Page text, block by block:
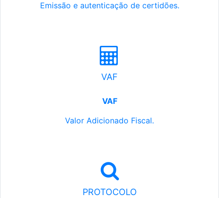
Emissão e autenticação de certidões.
VAF
VAF
Valor Adicionado Fiscal.
PROTOCOLO